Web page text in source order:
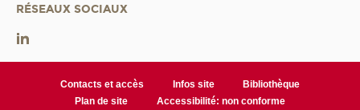
RÉSEAUX SOCIAUX
Contacts et accès Infos site
Bibliothèque
Plan de site
Accessibilité: non conforme